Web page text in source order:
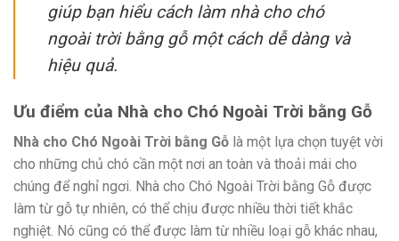
giúp bạn hiểu cách làm nhà cho chó
ngoài trời bằng gỗ một cách dễ dàng và
hiệu quả.
Ưu điểm của Nhà cho Chó Ngoài Trời bằng Gỗ
Nhà cho Chó Ngoài Trời bằng Gỗ là một lựa chọn tuyệt vời
cho những chủ chó cần một nơi an toàn và thoải mái cho
chúng để nghỉ ngơi. Nhà cho Chó Ngoài Trời bằng Gỗ được
làm từ gỗ tự nhiên, có thể chịu được nhiều thời tiết khắc
nghiệt. Nó cũng có thể được làm từ nhiều loại gỗ khác nhau,